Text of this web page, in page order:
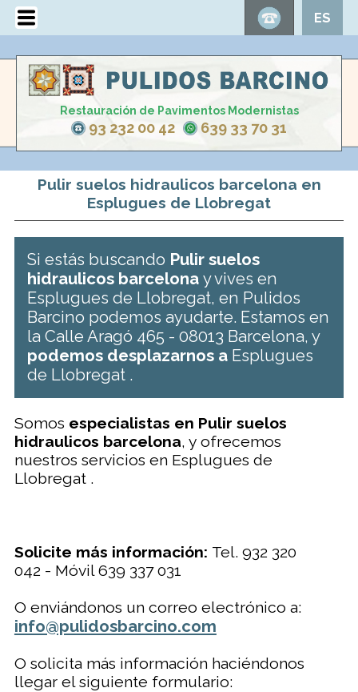
ES
Restauración de Pavimentos Modernistas
93 232 00 42 639 33 70 31
Pulir suelos hidraulicos barcelona en
Esplugues de Llobregat
Si estás buscando Pulir suelos
hidraulicos barcelonay vives en
Esplugues de Llobregat, en Pulidos
Barcino podemos ayudarte. Estamos en
la Calle Aragó 465 - 08013 Barcelona, y
podemos desplazarnos a Esplugues
de Llobregat .
Somos especialistas en Pulir suelos
hidraulicos barcelona, y ofrecemos
nuestros servicios en Esplugues de
Llobregat .
Solicite más información: Tel. 932 320
042 - Móvil 639 337 031
O enviándonos un correo electrónico a:
info@pulidosbarcino.com
O solicita más información haciéndonos
llegar el siguiente formulario: